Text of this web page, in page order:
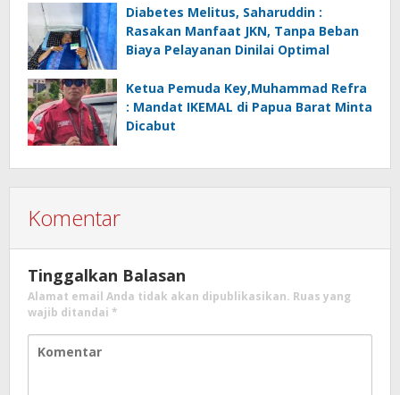
Diabetes Melitus, Saharuddin :
Rasakan Manfaat JKN, Tanpa Beban
Biaya Pelayanan Dinilai Optimal
Ketua Pemuda Key,Muhammad Refra
: Mandat IKEMAL di Papua Barat Minta
Dicabut
Komentar
Tinggalkan Balasan
Alamat email Anda tidak akan dipublikasikan. Ruas yang
wajib ditandai *